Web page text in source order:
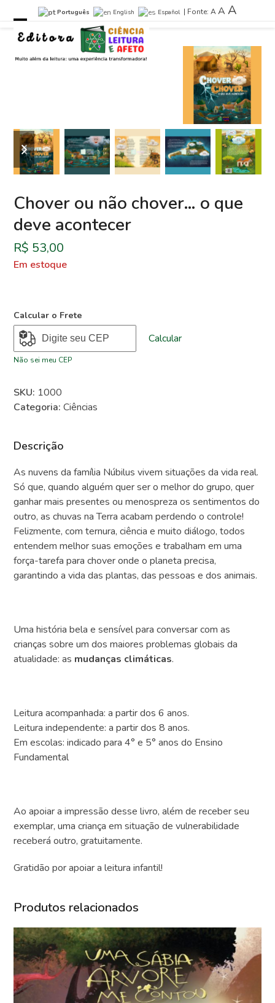
content
Português English Español | Fonte: AA A
Open
mobile
Close
mobile
previous
slide
next
slide
Chover ou não chover… o que
deve acontecer
R$ 53,00
Em estoque
Calcular o Frete
Calcular
Não sei meu CEP
SKU: 1000
Categoria:Ciências
Descrição
As nuvens da família Núbilus vivem situações da vida real.
Só que, quando alguém quer ser o melhor do grupo, quer
ganhar mais presentes ou menospreza os sentimentos do
outro, as chuvas na Terra acabam perdendo o controle!
Felizmente, com ternura, ciência e muito diálogo, todos
entendem melhor suas emoções e trabalham em uma
força-tarefa para chover onde o planeta precisa,
garantindo a vida das plantas, das pessoas e dos animais.
Uma história bela e sensível para conversar com as
crianças sobre um dos maiores problemas globais da
atualidade: as mudanças climáticas.
Leitura acompanhada: a partir dos 6 anos.
Leitura independente: a partir dos 8 anos.
Em escolas: indicado para 4° e 5° anos do Ensino
Fundamental
Ao apoiar a impressão desse livro, além de receber seu
exemplar, uma criança em situação de vulnerabilidade
receberá outro, gratuitamente.
Gratidão por apoiar a leitura infantil!
Produtos relacionados